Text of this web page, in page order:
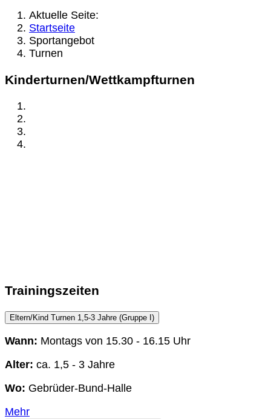
Aktuelle Seite:
Startseite
Sportangebot
Turnen
Kinderturnen/Wettkampfturnen
Trainingszeiten
Eltern/Kind Turnen 1,5-3 Jahre (Gruppe I)
Wann: Montags von 15.30 - 16.15 Uhr
Alter: ca. 1,5 - 3 Jahre
Wo: Gebrüder-Bund-Halle
Mehr